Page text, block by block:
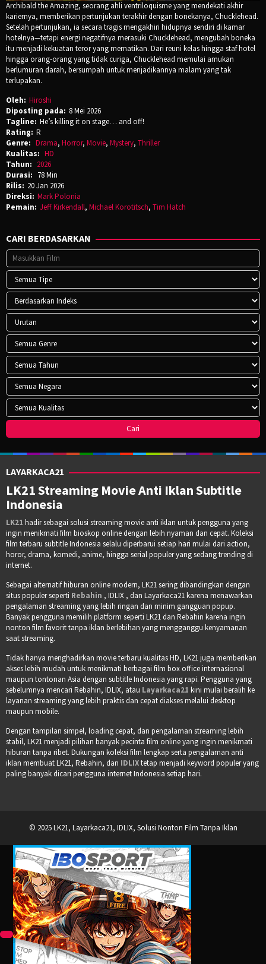
Archibald the Amazing, seorang ahli ventriloquisme yang mendekati akhir
kariernya, memberikan pertunjukan terakhir dengan bonekanya, Chucklehead.
Setelah pertunjukan, ia secara tragis mengakhiri hidupnya sendiri di kamar
hotelnya—tetapi energi negatifnya merasuki Chucklehead, mengubah boneka
itu menjadi kekuatan teror yang mematikan. Dari reuni kelas hingga staf hotel
hingga orang-orang yang tidak curiga, Chucklehead memulai amukan
berlumuran darah, bersumpah untuk menjadikannya malam yang tak
terlupakan.
Oleh: Hiroshi
Diposting pada: 8 Mei 2026
Tagline: He’s killing it on stage… and off!
Rating: R
Genre: Drama, Horror, Movie, Mystery, Thriller
Kualitas: HD
Tahun: 2026
Durasi: 78 Min
Rilis: 20 Jan 2026
Direksi: Mark Polonia
Pemain: Jeff Kirkendall, Michael Korotitsch, Tim Hatch
CARI BERDASARKAN
LAYARKACA21
LK21 Streaming Movie Anti Iklan Subtitle
Indonesia
LK21 hadir sebagai solusi streaming movie anti iklan untuk pengguna yang
ingin menikmati film bioskop online dengan lebih nyaman dan cepat. Koleksi
film terbaru subtitle Indonesia selalu diperbarui setiap hari mulai dari action,
horor, drama, komedi, anime, hingga serial populer yang sedang trending di
internet.
Sebagai alternatif hiburan online modern, LK21 sering dibandingkan dengan
situs populer seperti Rebahin , IDLIX , dan Layarkaca21 karena menawarkan
pengalaman streaming yang lebih ringan dan minim gangguan popup.
Banyak pengguna memilih platform seperti LK21 dan Rebahin karena ingin
nonton film favorit tanpa iklan berlebihan yang mengganggu kenyamanan
saat streaming.
Tidak hanya menghadirkan movie terbaru kualitas HD, LK21 juga memberikan
akses lebih mudah untuk menikmati berbagai film box office internasional
maupun tontonan Asia dengan subtitle Indonesia yang rapi. Pengguna yang
sebelumnya mencari Rebahin, IDLIX, atau Layarkaca21 kini mulai beralih ke
layanan streaming yang lebih praktis dan cepat diakses melalui desktop
maupun mobile.
Dengan tampilan simpel, loading cepat, dan pengalaman streaming lebih
stabil, LK21 menjadi pilihan banyak pecinta film online yang ingin menikmati
hiburan tanpa ribet. Dukungan koleksi film lengkap serta pengalaman anti
iklan membuat LK21, Rebahin, dan IDLIXtetap menjadi keyword populer yang
paling banyak dicari pengguna internet Indonesia setiap hari.
© 2025 LK21, Layarkaca21, IDLIX, Solusi Nonton Film Tanpa Iklan